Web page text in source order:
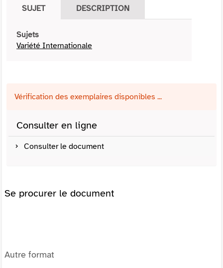
SUJET DESCRIPTION
Sujets
Variété Internationale
Vérification des exemplaires disponibles ...
Consulter en ligne
Consulter le document
Se procurer le document
Autre format